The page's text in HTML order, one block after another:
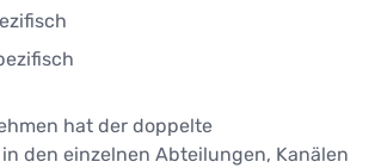
hat der doppelte
den einzelnen Abteilungen, Kanälen